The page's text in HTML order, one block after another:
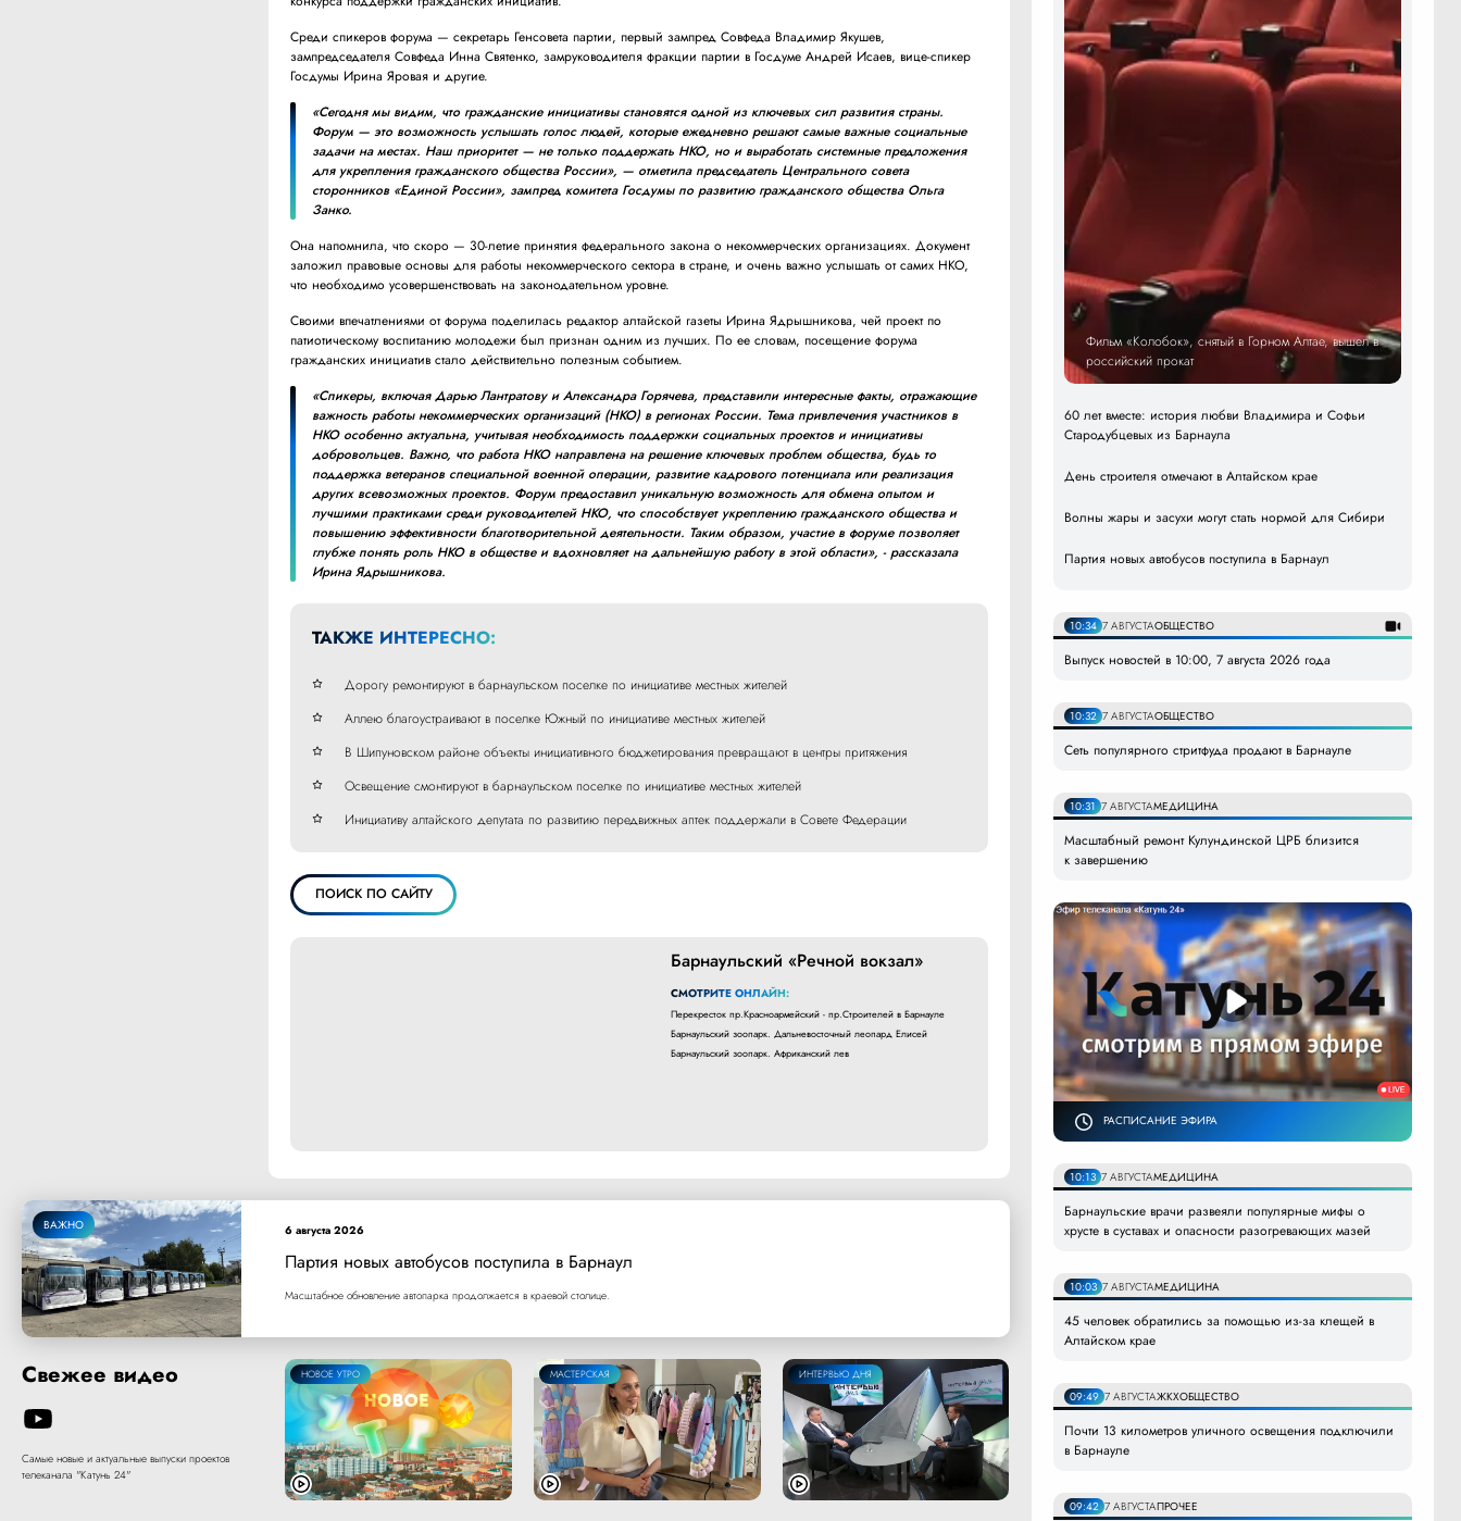
Среди спикеров форума — секретарь Генсовета партии, первый зампред Совфеда Владимир Якушев,
зампредседателя Совфеда Инна Святенко, замруководителя фракции партии в Госдуме Андрей Исаев, вице-спикер
Госдумы Ирина Яровая и другие.
«Сегодня мы видим, что гражданские инициативы становятся одной из ключевых сил развития страны.
Форум — это возможность услышать голос людей, которые ежедневно решают самые важные социальные
задачи на местах. Наш приоритет — не только поддержать НКО, но и выработать системные предложения
для укрепления гражданского общества России», — отметила председатель Центрального совета
сторонников «Единой России», зампред комитета Госдумы по развитию гражданского общества Ольга
Занко.
Она напомнила, что скоро — 30-летие принятия федерального закона о некоммерческих организациях. Документ
заложил правовые основы для работы некоммерческого сектора в стране, и очень важно услышать от самих НКО,
что необходимо усовершенствовать на законодательном уровне.
Своими впечатлениями от форума поделилась редактор алтайской газеты Ирина Ядрышникова, чей проект по
патиотическому воспитанию молодежи был признан одним из лучших. По ее словам, посещение форума
гражданских инициатив стало действительно полезным событием.
«Спикеры, включая Дарью Лантратову и Александра Горячева, представили интересные факты, отражающие
важность работы некоммерческих организаций (НКО) в регионах России. Тема привлечения участников в
НКО особенно актуальна, учитывая необходимость поддержки социальных проектов и инициативы
добровольцев. Важно, что работа НКО направлена на решение ключевых проблем общества, будь то
поддержка ветеранов специальной военной операции, развитие кадрового потенциала или реализация
других всевозможных проектов. Форум предоставил уникальную возможность для обмена опытом и
лучшими практиками среди руководителей НКО, что способствует укреплению гражданского общества и
повышению эффективности благотворительной деятельности. Таким образом, участие в форуме позволяет
глубже понять роль НКО в обществе и вдохновляет на дальнейшую работу в этой области», - рассказала
Ирина Ядрышникова.
ТАКЖЕ ИНТЕРЕСНО:
Дорогу ремонтируют в барнаульском поселке по инициативе местных жителей
Аллею благоустраивают в поселке Южный по инициативе местных жителей
В Шипуновском районе объекты инициативного бюджетирования превращают в центры притяжения
Освещение смонтируют в барнаульском поселке по инициативе местных жителей
Инициативу алтайского депутата по развитию передвижных аптек поддержали в Совете Федерации
ПОИСК ПО САЙТУ
Барнаульский «Речной вокзал»
СМОТРИТЕ ОНЛАЙН:
Перекресток пр.Красноармейский - пр.Строителей в Барнауле
Барнаульский зоопарк. Дальневосточный леопард Елисей
Барнаульский зоопарк. Африканский лев
ВАЖНО 6 августа 2026
Партия новых автобусов поступила в Барнаул
Масштабное обновление автопарка продолжается в краевой столице.
Свежее видео
Самые новые и актуальные выпуски проектов
телеканала "Катунь 24"
НОВОЕ УТРО МАСТЕРСКАЯ ИНТЕРВЬЮ ДНЯ
Фильм «Колобок», снятый в Горном Алтае, вышел в
российский прокат
60 лет вместе: история любви Владимира и Софьи
Стародубцевых из Барнаула
День строителя отмечают в Алтайском крае
Волны жары и засухи могут стать нормой для Сибири
Партия новых автобусов поступила в Барнаул
10:34 7 АВГУСТАОБЩЕСТВО
Выпуск новостей в 10:00, 7 августа 2026 года
10:32 7 АВГУСТАОБЩЕСТВО
Сеть популярного стритфуда продают в Барнауле
10:31 7 АВГУСТАМЕДИЦИНА
Масштабный ремонт Кулундинской ЦРБ близится
к завершению
РАСПИСАНИЕ ЭФИРА
10:13 7 АВГУСТАМЕДИЦИНА
Барнаульские врачи развеяли популярные мифы о
хрусте в суставах и опасности разогревающих мазей
10:03 7 АВГУСТАМЕДИЦИНА
45 человек обратились за помощью из-за клещей в
Алтайском крае
09:49 7 АВГУСТАЖКХОБЩЕСТВО
Почти 13 километров уличного освещения подключили
в Барнауле
09:42 7 АВГУСТАПРОЧЕЕ